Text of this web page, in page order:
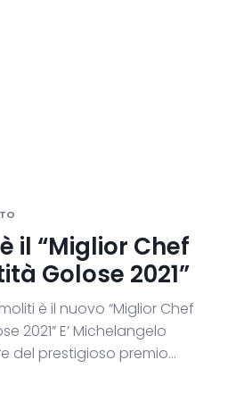
il “Miglior Chef
Golose 2021”
è il nuovo “Miglior Chef
2021” E’ Michelangelo
del prestigioso premio...